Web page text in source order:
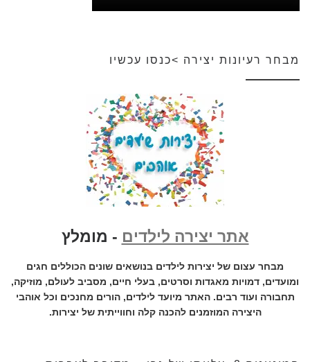
מבחר רעיונות יצירה >כנסו עכשיו
אתר יצירה לילדים - מומלץ
מבחר עצום של יצירות לילדים בנושאים שונים הכוללים חגים
ומועדים, דמויות מאגדות וסרטים, בעלי חיים, מסביב לעולם, מוזיקה,
תחבורה ועוד רבים. האתר מיועד לילדים, הורים מחנכים וכל אוהבי
היצירה המוזמנים להכנה קלה וחווייתית של יצירות.